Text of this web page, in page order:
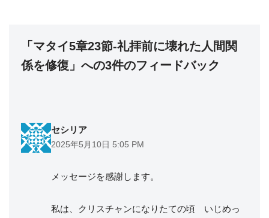
「マタイ5章23節-礼拝前に壊れた人間関
係を修復」への3件のフィードバック
セシリア
2025年5月10日 5:05 PM
メッセージを感謝します。
私は、クリスチャンになりたての頃 いじめっ